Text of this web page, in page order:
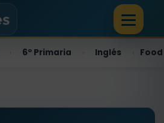
6º Primaria Inglés